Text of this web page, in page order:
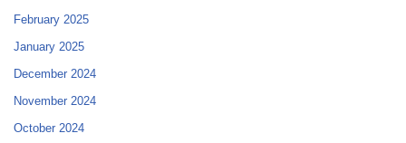
February 2025
January 2025
December 2024
November 2024
October 2024